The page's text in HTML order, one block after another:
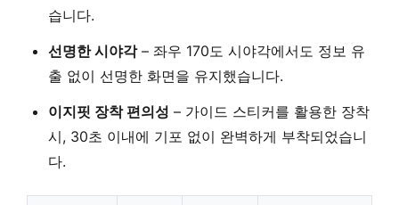
습니다.
선명한 시야각– 좌우 170도 시야각에서도 정보 유
출 없이 선명한 화면을 유지했습니다.
이지핏 장착 편의성 – 가이드 스티커를 활용한 장착
시, 30초 이내에 기포 없이 완벽하게 부착되었습니
다.